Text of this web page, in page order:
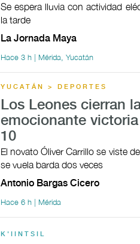
Se espera lluvia con actividad
la tarde
La Jornada Maya
Hace 3 h | Mérida, Yucatán
YUCATÁN > DEPORTES
Los Leones cierran
emocionante
10
El novato Óliver Carrillo se viste
se vuela barda dos veces
Antonio Bargas Cicero
Hace 6 h | Mérida
K'IINTSIL